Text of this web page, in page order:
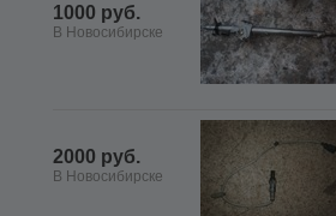
1000 руб.
В Новосибирске
2000 руб.
В Новосибирске